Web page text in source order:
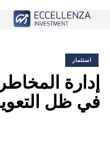
استثمار
إدارة
في ظل